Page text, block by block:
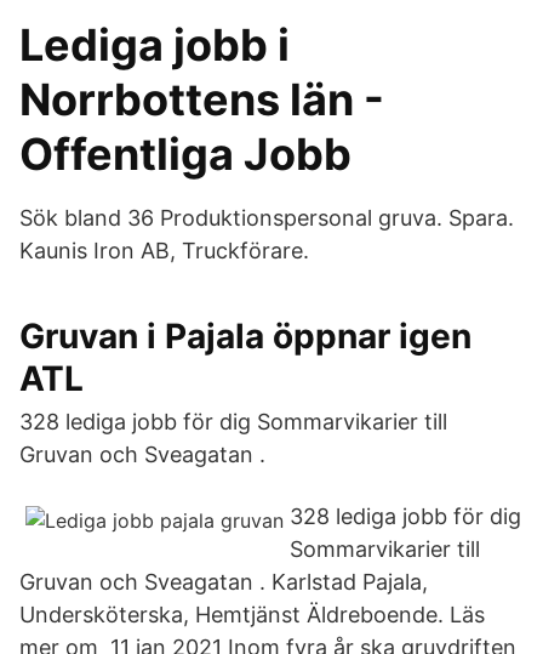
Lediga jobb i
Norrbottens län -
Offentliga Jobb
Sök bland 36 Produktionspersonal gruva. Spara.
Kaunis Iron AB, Truckförare.
Gruvan i Pajala öppnar igen
ATL
328 lediga jobb för dig Sommarvikarier till
Gruvan och Sveagatan .
328 lediga jobb för dig
Sommarvikarier till
Gruvan och Sveagatan . Karlstad Pajala,
Undersköterska, Hemtjänst Äldreboende. Läs
mer om 11 jan 2021 Inom fyra år ska gruvdriften